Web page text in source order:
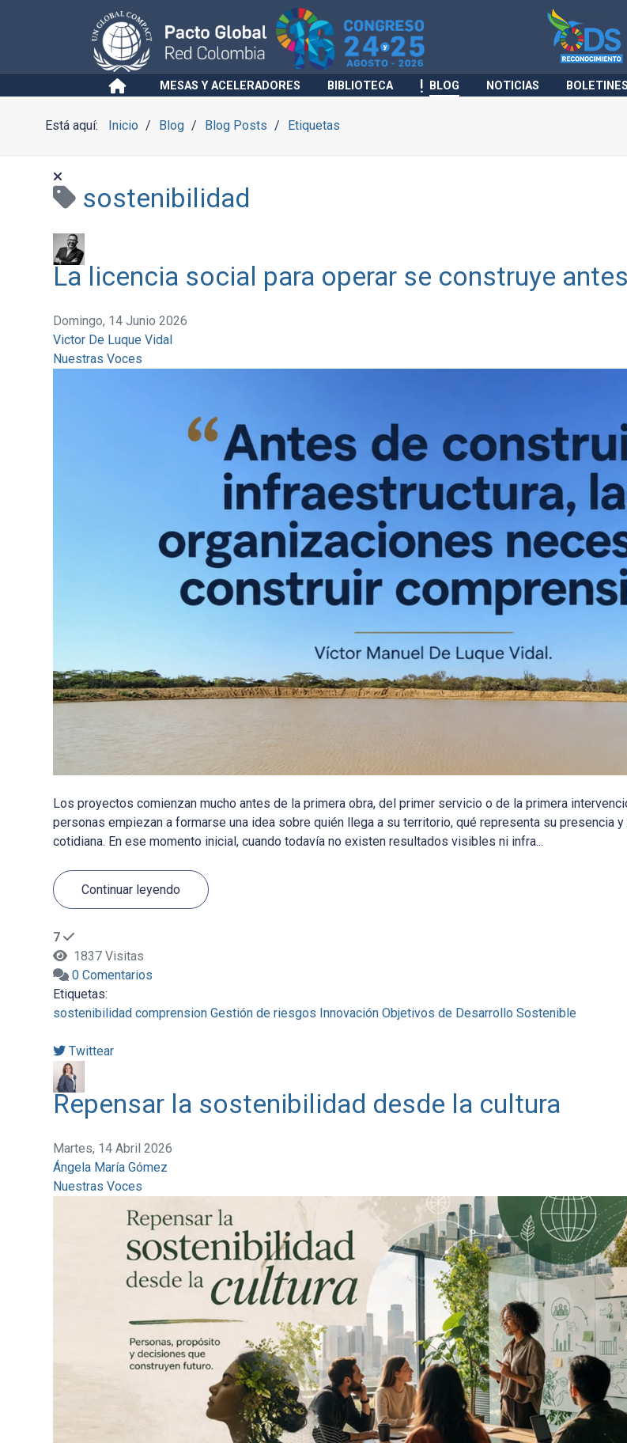
MESAS Y ACELERADORES BIBLIOTECA BLOG NOTICIAS BOLETINES
Está aquí: Inicio Blog Blog Posts Etiquetas
sostenibilidad
La licencia social para operar se construye
Domingo, 14 Junio 2026
Victor De Luque Vidal
Nuestras Voces
Los proyectos comienzan mucho antes de la primera obra, del primer servicio o de la primera
personas empiezan a formarse una idea sobre quién llega a su territorio, qué representa su presencia
cotidiana. En ese momento inicial, cuando todavía no existen resultados visibles ni infra...
Continuar leyendo
7
1837 Visitas
0 Comentarios
Etiquetas:
sostenibilidad comprension Gestión de riesgos Innovación Objetivos de Desarrollo Sostenible
Twittear
Repensar la sostenibilidad desde la cultura
Martes, 14 Abril 2026
Ángela María Gómez
Nuestras Voces